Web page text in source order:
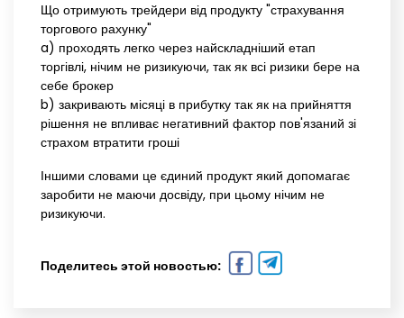
Що отримують трейдери від продукту "страхування
торгового рахунку"
a) проходять легко через найскладніший етап
торгівлі, нічим не ризикуючи, так як всі ризики бере на
себе брокер
b) закривають місяці в прибутку так як на прийняття
рішення не впливає негативний фактор пов'язаний зі
страхом втратити гроші
Іншими словами це єдиний продукт який допомагає
заробити не маючи досвіду, при цьому нічим не
ризикуючи.
Поделитесь этой новостью: